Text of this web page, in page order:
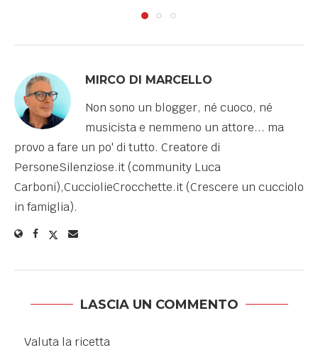
MIRCO DI MARCELLO
Non sono un blogger, né cuoco, né
musicista e nemmeno un attore... ma
provo a fare un po' di tutto. Creatore di
PersoneSilenziose.it (community Luca
Carboni),CucciolieCrocchette.it (Crescere un cucciolo
in famiglia).
LASCIA UN COMMENTO
Valuta la ricetta